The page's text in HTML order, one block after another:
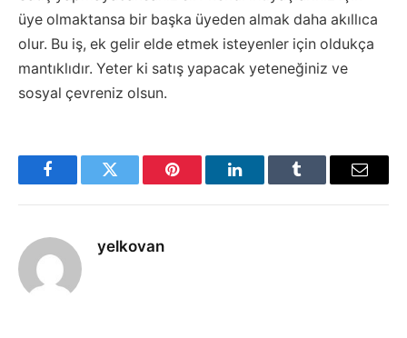
üye olmaktansa bir başka üyeden almak daha akıllıca
olur. Bu iş, ek gelir elde etmek isteyenler için oldukça
mantıklıdır. Yeter ki satış yapacak yeteneğiniz ve
sosyal çevreniz olsun.
FacebookTwitter Pinterest LinkedInTumblr Email
yelkovan